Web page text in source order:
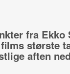
fra
største
aften